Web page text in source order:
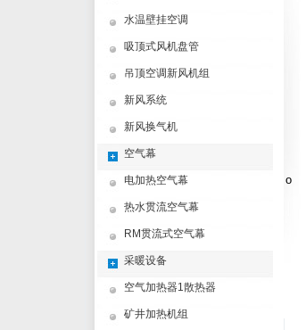
水温壁挂空调
吸顶式风机盘管
吊顶空调新风机组
新风系统
新风换气机
空气幕
电加热空气幕
热水贯流空气幕
RM贯流式空气幕
采暖设备
空气加热器1散热器
矿井加热机组
o